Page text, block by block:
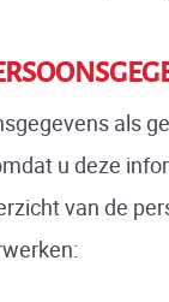
als
u deze
van de